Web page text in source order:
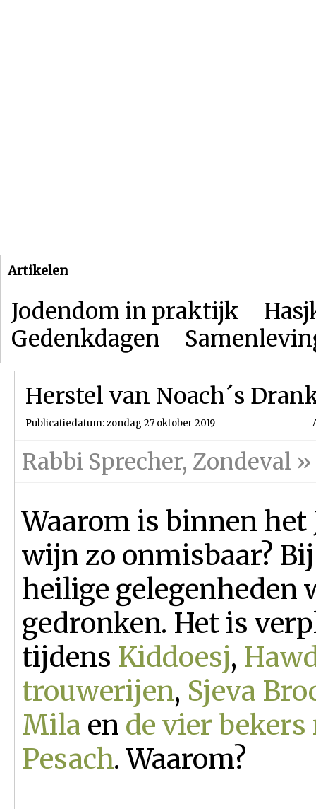
Artikelen
Jodendom in praktijk
Gedenkdagen
Herstel van Noach´s
Publicatiedatum: zondag 27 oktober 2019
Rabbi Sprecher, Zondeval »
Waarom is binnen het
wijn zo onmisbaar?
heilige gelegenheden
gedronken. Het is
tijdens Kiddoesj,
trouwerijen, Sjeva
Mila en de vier bekers
Pesach. Waarom?